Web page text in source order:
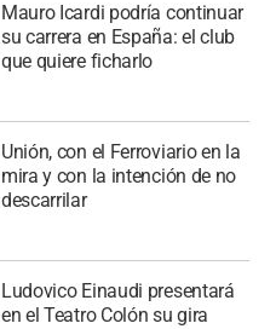
Mauro Icardi podría continuar
su carrera en España: el club
que quiere ficharlo
Unión, con el Ferroviario en la
mira y con la intención de no
descarrilar
Ludovico Einaudi presentará
en el Teatro Colón su gira